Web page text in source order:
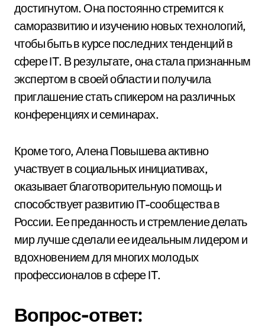
достигнутом. Она постоянно стремится к
саморазвитию и изучению новых технологий,
чтобы быть в курсе последних тенденций в
сфере IT. В результате, она стала признанным
экспертом в своей области и получила
приглашение стать спикером на различных
конференциях и семинарах.
Кроме того, Алена Повышева активно
участвует в социальных инициативах,
оказывает благотворительную помощь и
способствует развитию IT-сообщества в
России. Ее преданность и стремление делать
мир лучше сделали ее идеальным лидером и
вдохновением для многих молодых
профессионалов в сфере IT.
Вопрос-ответ: